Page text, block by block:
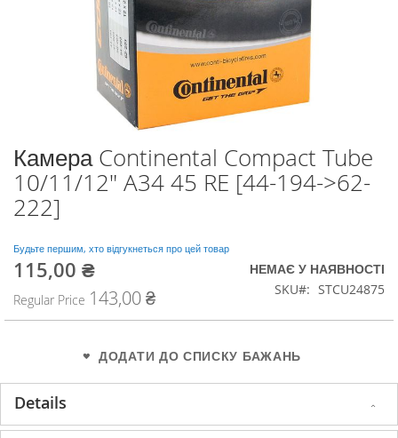
Перейти
до
початку
галереї
зображень
Камера Continental Compact Tube
10/11/12" A34 45 RE [44-194->62-
222]
Будьте першим, хто відгукнеться про цей товар
Special
115,00 ₴
Regular Price 143,00 ₴
НЕМАЄ У НАЯВНОСТІ
SKU
STCU24875
ДОДАТИ ДО СПИСКУ БАЖАНЬ
Details